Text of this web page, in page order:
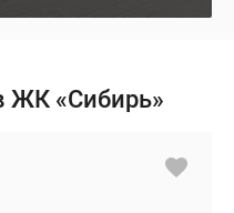
ЖК «Сибирь»